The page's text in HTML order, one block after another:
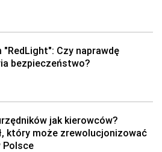
"RedLight": Czy naprawdę
bezpieczeństwo?
jak kierowców?
który może zrewolucjonizować
Polsce